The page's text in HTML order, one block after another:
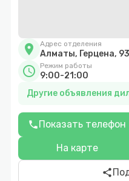
location_on Адрес отделения
Алматы, Герцена,
schedule Режим работы
9:00-21:00
Другие объявления
phoneПоказать телефон
На карте
share